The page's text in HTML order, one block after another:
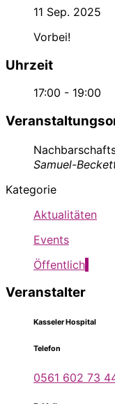
11 Sep. 2025
Vorbei!
Uhrzeit
17:00 - 19:00
Samuel-
Kategorie
Aktualitäten
Events
Öffentlich
Veranstalter
Kasseler Hospital
Telefon
0561 602 73